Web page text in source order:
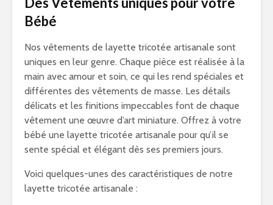
Bébé
Nos vêtements de layette tricotée artisanale sont
uniques en leur genre. Chaque pièce est réalisée à la
main avec amour et soin, ce qui les rend spéciales et
différentes des vêtements de masse. Les détails
délicats et les finitions impeccables font de chaque
vêtement une œuvre d’art miniature. Offrez à votre
bébé une layette tricotée artisanale pour qu’il se
sente spécial et élégant dès ses premiers jours.
Voici quelques-unes des caractéristiques de notre
layette tricotée artisanale :